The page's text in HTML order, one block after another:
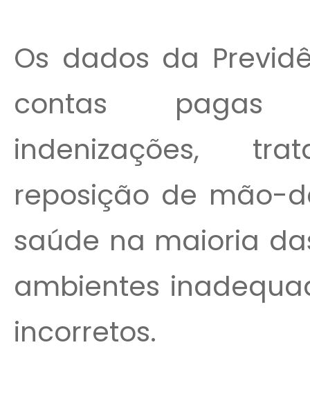
Os dados da
contas pagas
indenizações,
reposição de mão-
saúde na maioria
ambientes
incorretos.